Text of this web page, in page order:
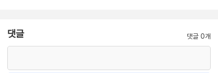
댓글 댓글 0개